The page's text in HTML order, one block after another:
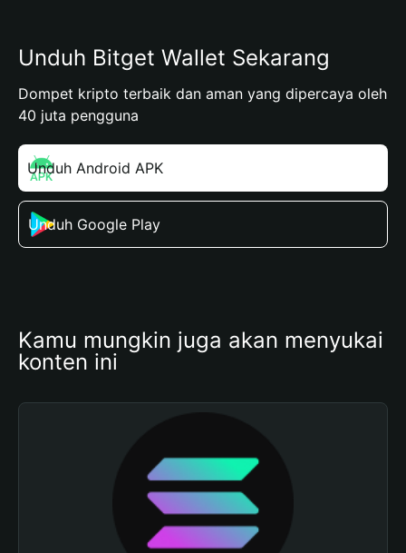
Unduh Bitget Wallet Sekarang
Dompet kripto terbaik dan aman yang dipercaya oleh
40 juta pengguna
Unduh Android APK
Unduh Google Play
Kamu mungkin juga akan menyukai
konten ini